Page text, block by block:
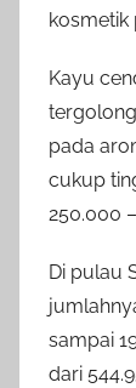
kosmetik
Kayu
pada
cukup
250.000
Di pulau
sampai
dari